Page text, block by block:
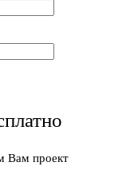
Вам проект